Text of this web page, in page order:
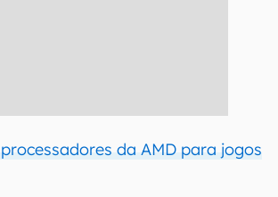
da AMD para jogos